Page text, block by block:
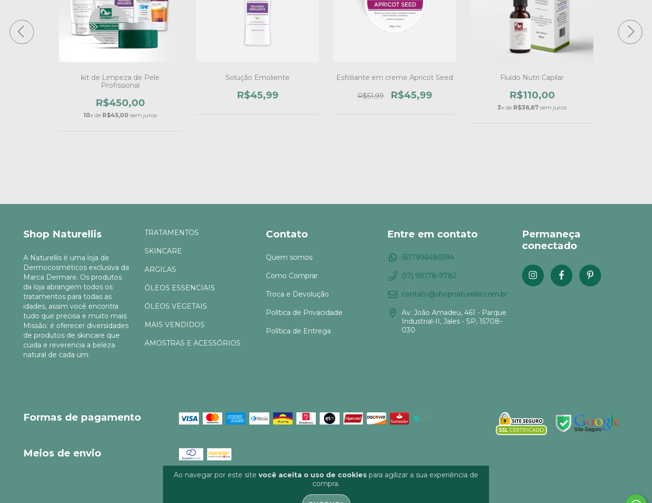
Ao navegar por este site você aceita o uso de cookies para agilizar a sua experiência de
compra.
kit de Limpeza de Pele
Profissional
R$450,00
10x de R$45,00 sem juros
Solução Emoliente
R$45,99
Esfoliante em creme Apricot Seed
R$51,99 R$45,99
Fluido Nutri Capilar
R$110,00
3x de R$36,67 sem juros
Shop Naturellis
A Naturellis é uma loja de
Dermocosméticos exclusiva da
Marca Dermare. Os produtos
da loja abrangem todos os
tratamentos para todas as
idades, assim você encontra
tudo que precisa e muito mais
Missão: é oferecer diversidades
de produtos de skincare que
cuida e reverencia a beleza
natural de cada um.
TRATAMENTOS
SKINCARE
ARGILAS
ÓLEOS ESSENCIAIS
ÓLEOS VEGETAIS
MAIS VENDIDOS
AMOSTRAS E ACESSÓRIOS
Contato
Quem somos
Como Comprar
Troca e Devolução
Política de Privacidade
Política de Entrega
Entre em contato
5517996486394
(17) 98178-9782
contato@shopnaturellis.com.br
Av. João Amadeu, 461 - Parque
Industrial-II, Jales - SP, 15708-
030
Permaneça
conectado
Formas de pagamento
Meios de envio